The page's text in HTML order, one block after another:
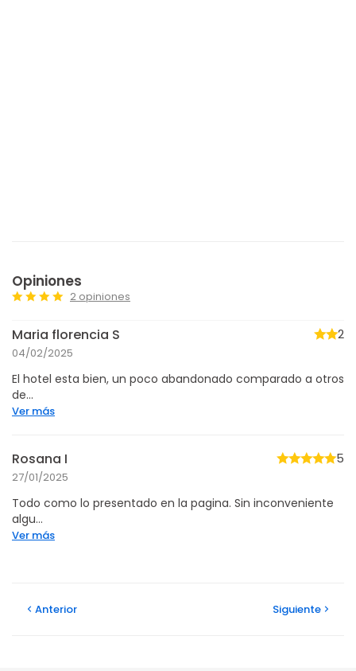
Opiniones
2 opiniones
Maria florencia S
04/02/2025
2
El hotel esta bien, un poco abandonado comparado a otros
de...
Ver más
Rosana I
27/01/2025
5
Todo como lo presentado en la pagina. Sin inconveniente
algu...
Ver más
Anterior Siguiente